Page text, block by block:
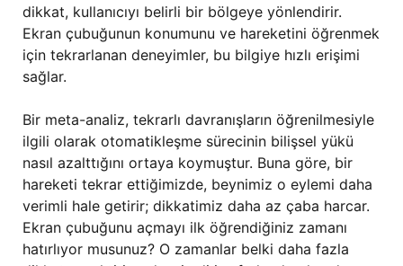
dikkat, kullanıcıyı belirli bir bölgeye yönlendirir.
Ekran çubuğunun konumunu ve hareketini öğrenmek
için tekrarlanan deneyimler, bu bilgiye hızlı erişimi
sağlar.
Bir meta-analiz, tekrarlı davranışların öğrenilmesiyle
ilgili olarak otomatikleşme sürecinin bilişsel yükü
nasıl azalttığını ortaya koymuştur. Buna göre, bir
hareketi tekrar ettiğimizde, beynimiz o eylemi daha
verimli hale getirir; dikkatimiz daha az çaba harcar.
Ekran çubuğunu açmayı ilk öğrendiğiniz zamanı
hatırlıyor musunuz? O zamanlar belki daha fazla